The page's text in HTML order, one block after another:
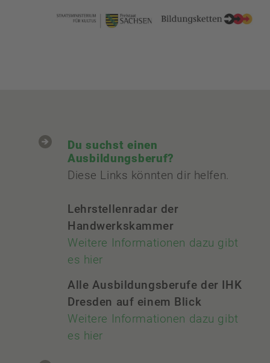
Du suchst einen
Ausbildungsberuf?
Diese Links könnten dir helfen.
Lehrstellenradar der
Handwerkskammer
Weitere Informationen dazu gibt
es hier
Alle Ausbildungsberufe der IHK
Dresden auf einem Blick
Weitere Informationen dazu gibt
es hier